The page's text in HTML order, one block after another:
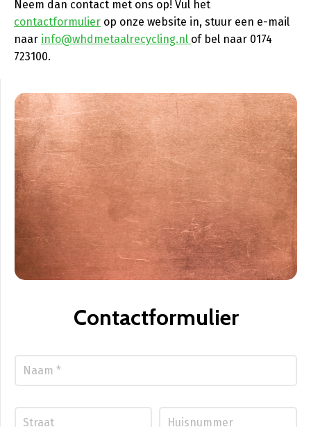
Neem dan contact met ons op! Vul het
contactformulier op onze website in, stuur een e-mail
naar info@whdmetaalrecycling.nl of bel naar 0174
723100.
Contactformulier